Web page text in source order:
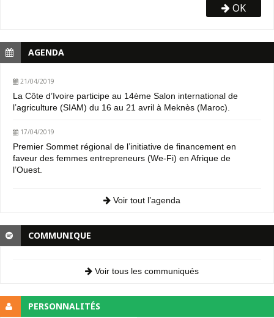
OK
AGENDA
21/04/2019
La Côte d’Ivoire participe au 14ème Salon international de
l’agriculture (SIAM) du 16 au 21 avril à Meknès (Maroc).
17/04/2019
Premier Sommet régional de l’initiative de financement en
faveur des femmes entrepreneurs (We-Fi) en Afrique de
l’Ouest.
Voir tout l’agenda
COMMUNIQUE
Voir tous les communiqués
PERSONNALITÉS